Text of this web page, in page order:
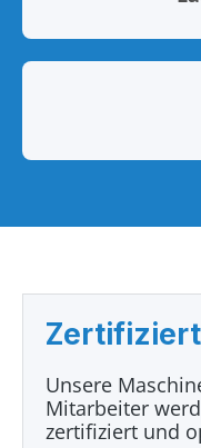
Unsere
Mitarbeiter
zertifiziert und